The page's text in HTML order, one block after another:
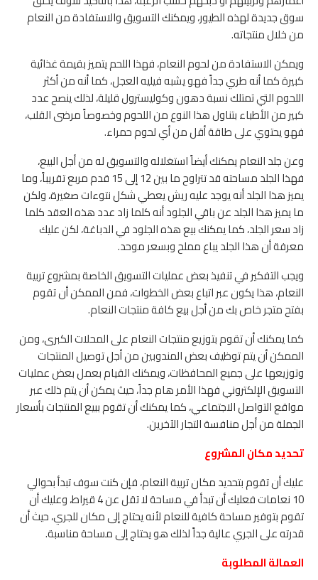
سوق جديدة لهذه الطيور، ويمكنك التسويق والاستفادة من النعام
من خلال منتجاته.
ويمكن الاستفادة من لحوم النعام، فهذا اللحم يتميز بقيمة غذائية
كبيرة كما أنه طري جداً فهو يشبه فيليه العجل، كما أنه من أكثر
اللحوم التي تمتلك نسبة دهون وكوليسترول قليلة، لذلك ينصح عدد
كبير من الأطباء بتناول هذا النوع من اللحوم وخصوصاً مرضى القلب،
فهو يحتوي على طاقة أقل من أي لحوم حمراء.
وعن جلد النعام يمكنك أيضاً استغلاله والتسويق له من أجل البيع،
فهذا الجلد مساحته قد تتراوح ما بين 12 إلى 15 قدم مربع تقريباً، وما
يميز هذا الجلد أنه يوجد عليه ريش يعطي شكل نتوءات صغيرة، ولكن
ما يميز هذا الجلد عن باقي الجلود أنه كلما زاد عدد هذه العقد كلما
زاد سعر الجلد، كما يمكنك بيع هذه الجلود في الدباغة، لكن عليك
معرفة أن هذا الجلد يباع مملح وبسعر موحد.
ويجب التفكير في تنفيذ بعض عمليات التسويق الخاصة بمشروع تربية
النعام، هذا يكون عبر اتباع بعض الخطوات، فمن الممكن أن تقوم
بفتح متجر خاص بك من أجل بيع كافة منتجات النعام.
كما يمكنك أن تقوم بتوزيع منتجات النعام على المحلات الكبرى، ومن
الممكن أن يتم توظيف بعض المندوبين من أجل توصيل المنتجات
وتوزيعها على جميع المحافظات، ويمكنك القيام بعمل بعض عمليات
التسويق الإلكتروني فهذا الأمر هام جداً، حيث يمكن أن يتم ذلك عبر
مواقع التواصل الاجتماعي، كما يمكنك أن تقوم ببيع المنتجات بأسعار
الجملة من أجل منافسة التجار الآخرين.
تحديد مكان المشروع
عليك أن تقوم بتحديد مكان تربية النعام، فإن كنت سوف تبدأ بحوالي
10 نعامات فعليك أن تبدأ في مساحة لا تقل عن 4 قيراط، وعليك أن
تقوم بتوفير مساحة كافية للنعام لأنه يحتاج إلى مكان للجري، حيث أن
قدرته على الجري عالية جداً لذلك هو يحتاج إلى مساحة مناسبة.
العمالة المطلوبة